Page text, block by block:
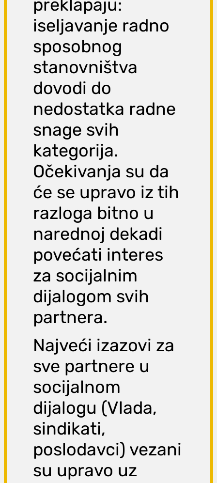
preklapaju:
iseljavanje radno
sposobnog
stanovništva
dovodi do
nedostatka radne
snage svih
kategorija.
Očekivanja su da
će se upravo iz tih
razloga bitno u
narednoj dekadi
povećati interes
za socijalnim
dijalogom svih
partnera.
Najveći izazovi za
sve partnere u
socijalnom
dijalogu (Vlada,
sindikati,
poslodavci) vezani
su upravo uz